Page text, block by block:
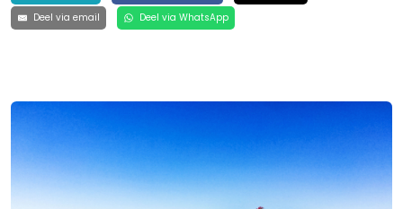
Deel via email
Deel via WhatsApp